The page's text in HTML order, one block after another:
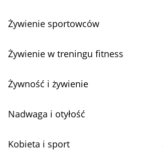
Żywienie sportowców
Żywienie w treningu fitness
Żywność i żywienie
Nadwaga i otyłość
Kobieta i sport